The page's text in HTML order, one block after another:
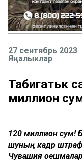
27 сентябрь 2023
Яңалыклар
Табигатькә
миллион сум
120 миллион сум!
шуның кадәр штраф
Чувашия